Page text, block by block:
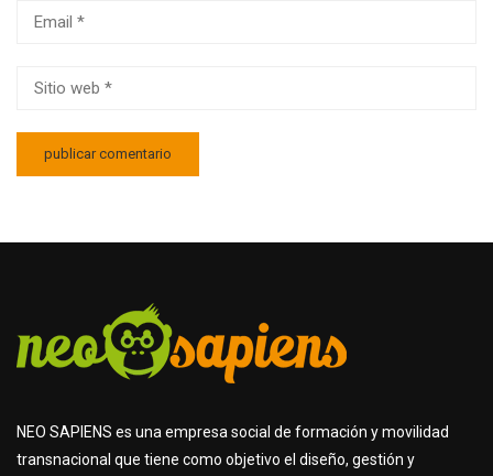
NEO SAPIENS es una empresa social de formación y movilidad
transnacional que tiene como objetivo el diseño, gestión y